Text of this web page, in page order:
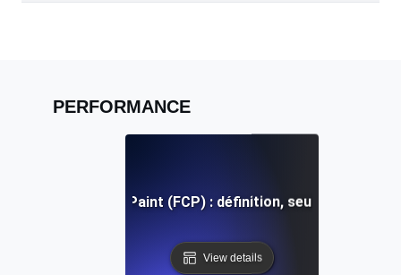
PERFORMANCE
First Contentful Paint (FCP) : définition, seuils et
View details